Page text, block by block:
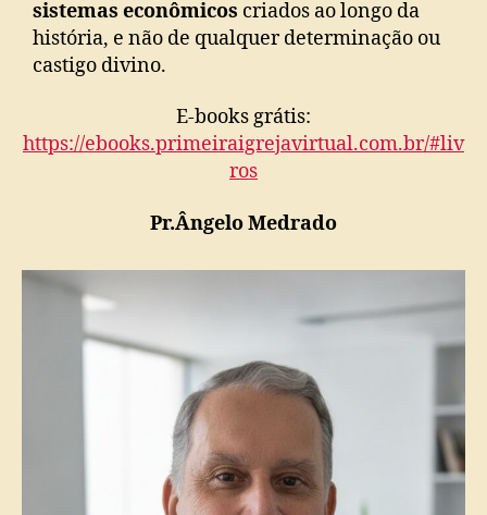
sistemas econômicos criados ao longo da
história, e não de qualquer determinação ou
castigo divino.
E-books grátis:
https://ebooks.primeiraigrejavirtual.com.br/#liv
ros
Pr.Ângelo Medrado